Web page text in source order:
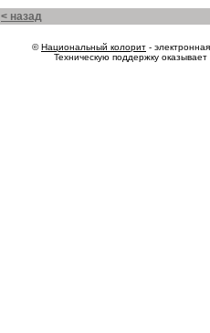
< назад
©Национальный колорит -
Техническую поддержку